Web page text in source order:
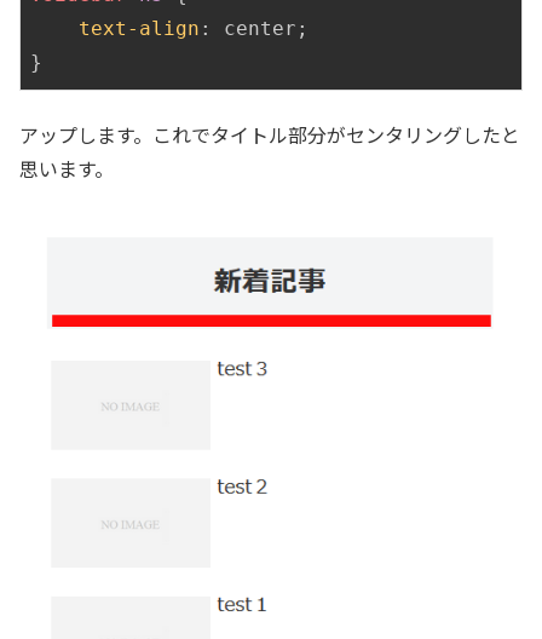
text-align : center;
アップします。これでタイトル部分がセンタリングしたと
思います。